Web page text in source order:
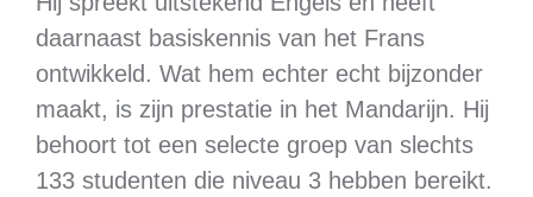
daarnaast basiskennis van het Frans
ontwikkeld. Wat hem echter echt bijzonder
maakt, is zijn prestatie in het Mandarijn. Hij
behoort tot een selecte groep van slechts
133 studenten die niveau 3 hebben bereikt.